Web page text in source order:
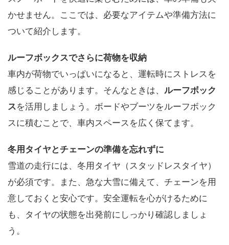
かせません。ここでは、必要なアイテムや準備方法に
ついて紹介します。
ルーフボックスでさらに荷物を収納
車内が荷物でいっぱいになると、運転時にストレスを
感じることがあります。そんなときは、 ルーフボック
スを活用しましょう。ボードやブーツをルーフボック
スに積むことで、車内スペースを広く保てます。
冬用タイヤとチェーンの準備を忘れずに
雪道の走行には、冬用タイヤ（スタッドレスタイヤ）
が必須です。また、急な大雪に備えて、チェーンを用
意しておくと安心です。安全運転を心がけるために
も、タイヤの状態を出発前にしっかり確認しましょ
う。